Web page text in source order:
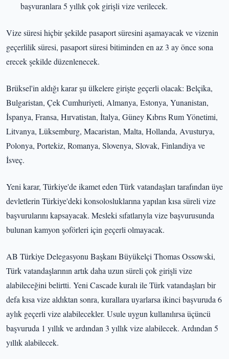
başvuranlara 5 yıllık çok girişli vize verilecek.
Vize süresi hiçbir şekilde pasaport süresini aşamayacak ve vizenin
geçerlilik süresi, pasaport süresi bitiminden en az 3 ay önce sona
erecek şekilde düzenlenecek.
Brüksel'in aldığı karar şu ülkelere girişte geçerli olacak: Belçika,
Bulgaristan, Çek Cumhuriyeti, Almanya, Estonya, Yunanistan,
İspanya, Fransa, Hırvatistan, İtalya, Güney Kıbrıs Rum Yönetimi,
Litvanya, Lüksemburg, Macaristan, Malta, Hollanda, Avusturya,
Polonya, Portekiz, Romanya, Slovenya, Slovak, Finlandiya ve
İsveç.
Yeni karar, Türkiye'de ikamet eden Türk vatandaşları tarafından üye
devletlerin Türkiye'deki konsolosluklarına yapılan kısa süreli vize
başvurularını kapsayacak. Mesleki sıfatlarıyla vize başvurusunda
bulunan kamyon şoförleri için geçerli olmayacak.
AB Türkiye Delegasyonu Başkanı Büyükelçi Thomas Ossowski,
Türk vatandaşlarının artık daha uzun süreli çok girişli vize
alabileceğini belirtti. Yeni Cascade kuralı ile Türk vatandaşları bir
defa kısa vize aldıktan sonra, kurallara uyarlarsa ikinci başvuruda 6
aylık geçerli vize alabilecekler. Usule uygun kullanılırsa üçüncü
başvuruda 1 yıllık ve ardından 3 yıllık vize alabilecek. Ardından 5
yıllık alabilecek.